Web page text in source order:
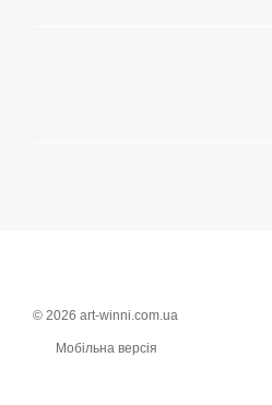
© 2026 art-winni.com.ua
Мобільна версія